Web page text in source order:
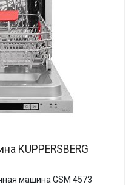
KUPPERSBERG
машина GSM 4573